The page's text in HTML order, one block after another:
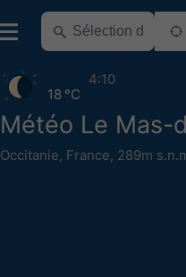
Météo Le Mas-
Occitanie, France, 289m
18 °C
4:10